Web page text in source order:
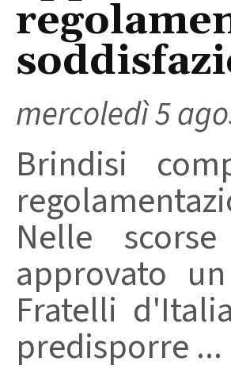
mercoledì 5
Brindisi
Nelle
approvato
Fratelli
predisporre ...